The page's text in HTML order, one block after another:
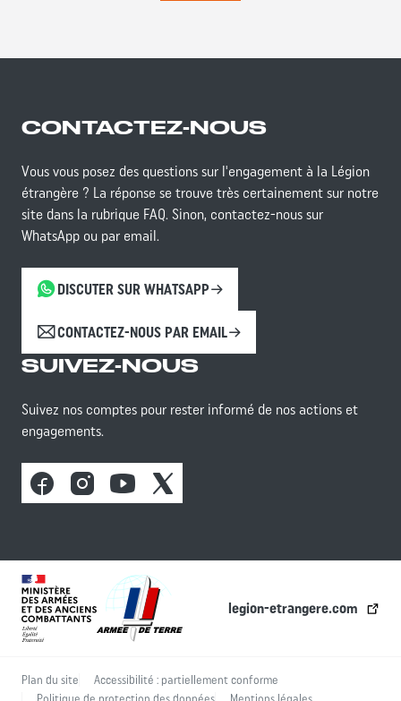
CONTACTEZ-NOUS
Vous vous posez des questions sur l'engagement à la Légion
étrangère ? La réponse se trouve très certainement sur notre
site dans la rubrique FAQ. Sinon, contactez-nous sur
WhatsApp ou par email.
DISCUTER SUR WHATSAPP
CONTACTEZ-NOUS PAR EMAIL
SUIVEZ-NOUS
Suivez nos comptes pour rester informé de nos actions et
engagements.
FacebookInstagramYoutube
X
legion-etrangere.com
Plan du site
Accessibilité : partiellement conforme